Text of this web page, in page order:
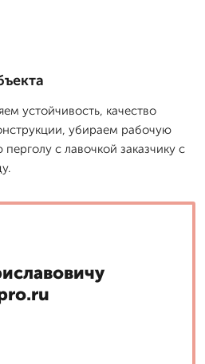
устойчивость, качество
убираем рабочую
с лавочкой заказчику с